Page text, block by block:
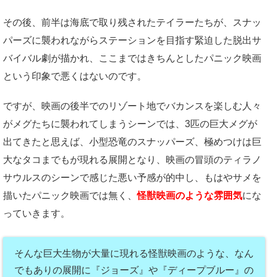
その後、前半は海底で取り残されたテイラーたちが、スナッ
パーズに襲われながらステーションを目指す緊迫した脱出サ
バイバル劇が描かれ、ここまではきちんとしたパニック映画
という印象で悪くはないのです。
ですが、映画の後半でのリゾート地でバカンスを楽しむ人々
がメグたちに襲われてしまうシーンでは、3匹の巨大メグが
出てきたと思えば、小型恐竜のスナッパーズ、極めつけは巨
大なタコまでもが現れる展開となり、映画の冒頭のティラノ
サウルスのシーンで感じた悪い予感が的中し、もはやサメを
描いたパニック映画では無く、怪獣映画のような雰囲気にな
っていきます。
そんな巨大生物が大量に現れる怪獣映画のような、なん
でもありの展開に『ジョーズ』や『ディープブルー』の